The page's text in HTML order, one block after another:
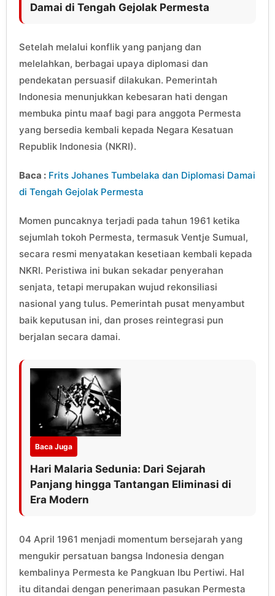
Damai di Tengah Gejolak Permesta
Setelah melalui konflik yang panjang dan
melelahkan, berbagai upaya diplomasi dan
pendekatan persuasif dilakukan. Pemerintah
Indonesia menunjukkan kebesaran hati dengan
membuka pintu maaf bagi para anggota Permesta
yang bersedia kembali kepada Negara Kesatuan
Republik Indonesia (NKRI).
Baca : Frits Johanes Tumbelaka dan Diplomasi Damai
di Tengah Gejolak Permesta
Momen puncaknya terjadi pada tahun 1961 ketika
sejumlah tokoh Permesta, termasuk Ventje Sumual,
secara resmi menyatakan kesetiaan kembali kepada
NKRI. Peristiwa ini bukan sekadar penyerahan
senjata, tetapi merupakan wujud rekonsiliasi
nasional yang tulus. Pemerintah pusat menyambut
baik keputusan ini, dan proses reintegrasi pun
berjalan secara damai.
Baca Juga
Hari Malaria Sedunia: Dari Sejarah
Panjang hingga Tantangan Eliminasi di
Era Modern
04 April 1961 menjadi momentum bersejarah yang
mengukir persatuan bangsa Indonesia dengan
kembalinya Permesta ke Pangkuan Ibu Pertiwi. Hal
itu ditandai dengan penerimaan pasukan Permesta